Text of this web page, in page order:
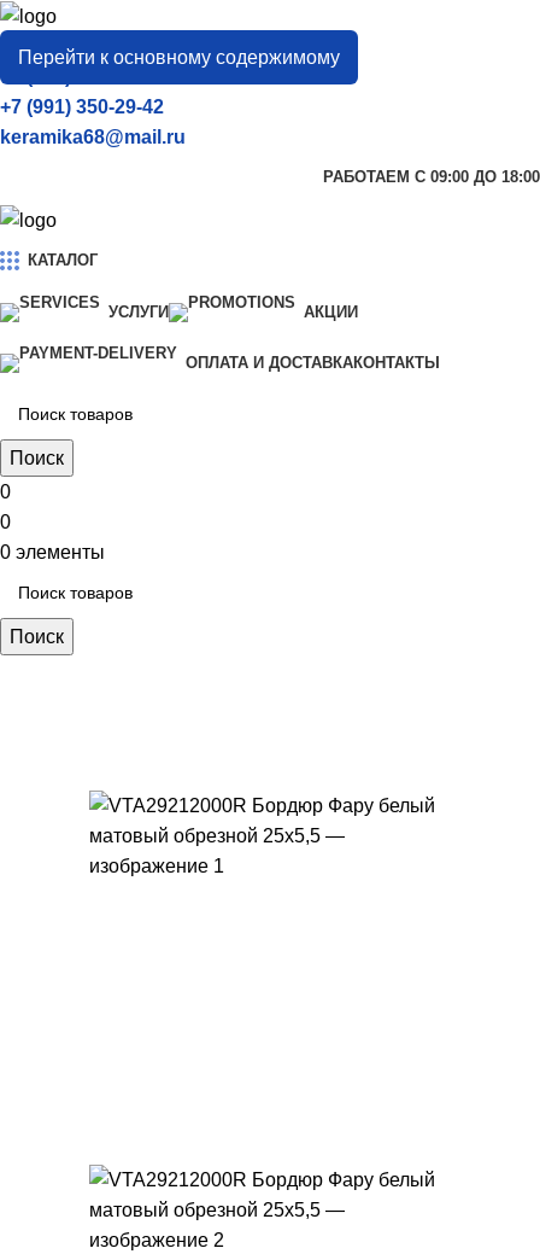
Перейти к основному содержимому
город
Тамбов
+7 (906) 657-33-54
+7 (991) 350-29-42
keramika68@mail.ru
РАБОТАЕМ С 09:00 ДО 18:00
КАТАЛОГ
УСЛУГИ АКЦИИ
ОПЛАТА И ДОСТАВКАКОНТАКТЫ
Поиск
0
0
0 элементы
Поиск